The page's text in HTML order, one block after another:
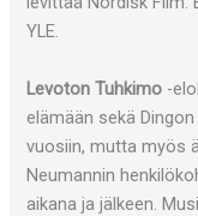
YLE.
Levoton Tuhkimo -
elämään sekä
vuosiin, mutta myös
Neumannin
aikana ja jälkeen.